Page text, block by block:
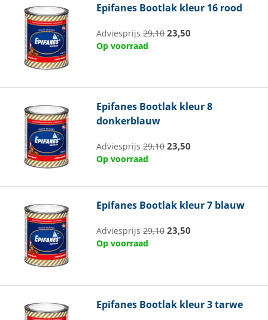
Epifanes Bootlak kleur 16 rood
Adviesprijs29,10 23,50
Op voorraad
Epifanes Bootlak kleur 8
donkerblauw
Adviesprijs29,10 23,50
Op voorraad
Epifanes Bootlak kleur 7 blauw
Adviesprijs29,10 23,50
Op voorraad
Epifanes Bootlak kleur 3 tarwe